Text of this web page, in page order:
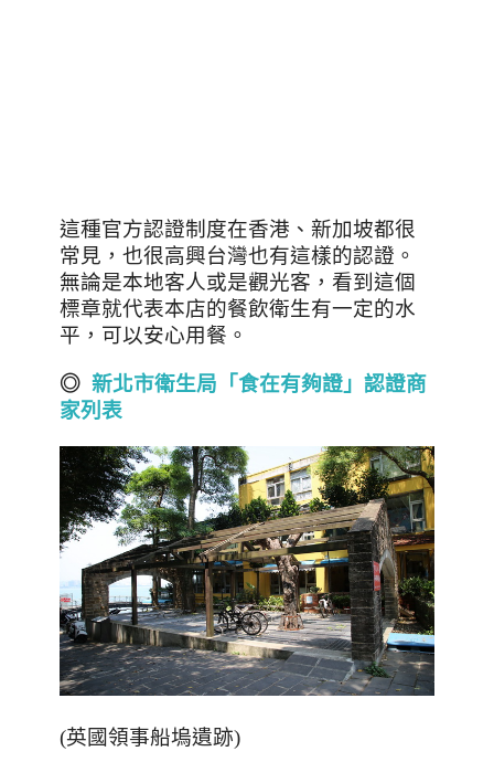
這種官方認證制度在香港、新加坡都很
常見，也很高興台灣也有這樣的認證。
無論是本地客人或是觀光客，看到這個
標章就代表本店的餐飲衛生有一定的水
平，可以安心用餐。
◎ 新北市衛生局「食在有夠證」認證商
家列表
(英國領事船塢遺跡)